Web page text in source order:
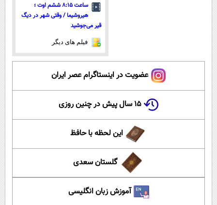
ساعت ۸:۱۵ ششم اوت ؛
هیروشیما / وقتی شهر در دیگ
قیر می‌جوشید
فیلم های دیگر
عضویت در اینستاگرام عصر ایران
۱۵ سال پیش در چنین روزی
این لحظه با حافظ
گلستان سعدی
آموزش زبان انگلیسی